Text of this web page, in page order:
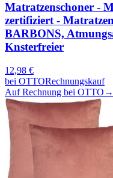
Matratzenschoner -
zertifiziert -
BARBONS,
Knsterfreier
12,98 €
bei OTTORechnungskauf
Auf Rechnung bei OTTO →